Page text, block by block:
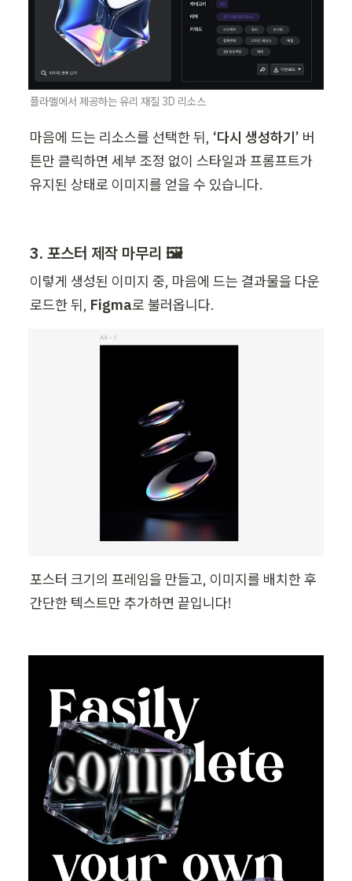
플라멜에서 제공하는 유리 재질 3D 리소스
마음에 드는 리소스를 선택한 뒤, ‘다시 생성하기’ 버
튼만 클릭하면 세부 조정 없이 스타일과 프롬프트가
유지된 상태로 이미지를 얻을 수 있습니다.
3. 포스터 제작 마무리 🖼️
이렇게 생성된 이미지 중, 마음에 드는 결과물을 다운
로드한 뒤, Figma로 불러옵니다.
포스터 크기의 프레임을 만들고, 이미지를 배치한 후
간단한 텍스트만 추가하면 끝입니다!